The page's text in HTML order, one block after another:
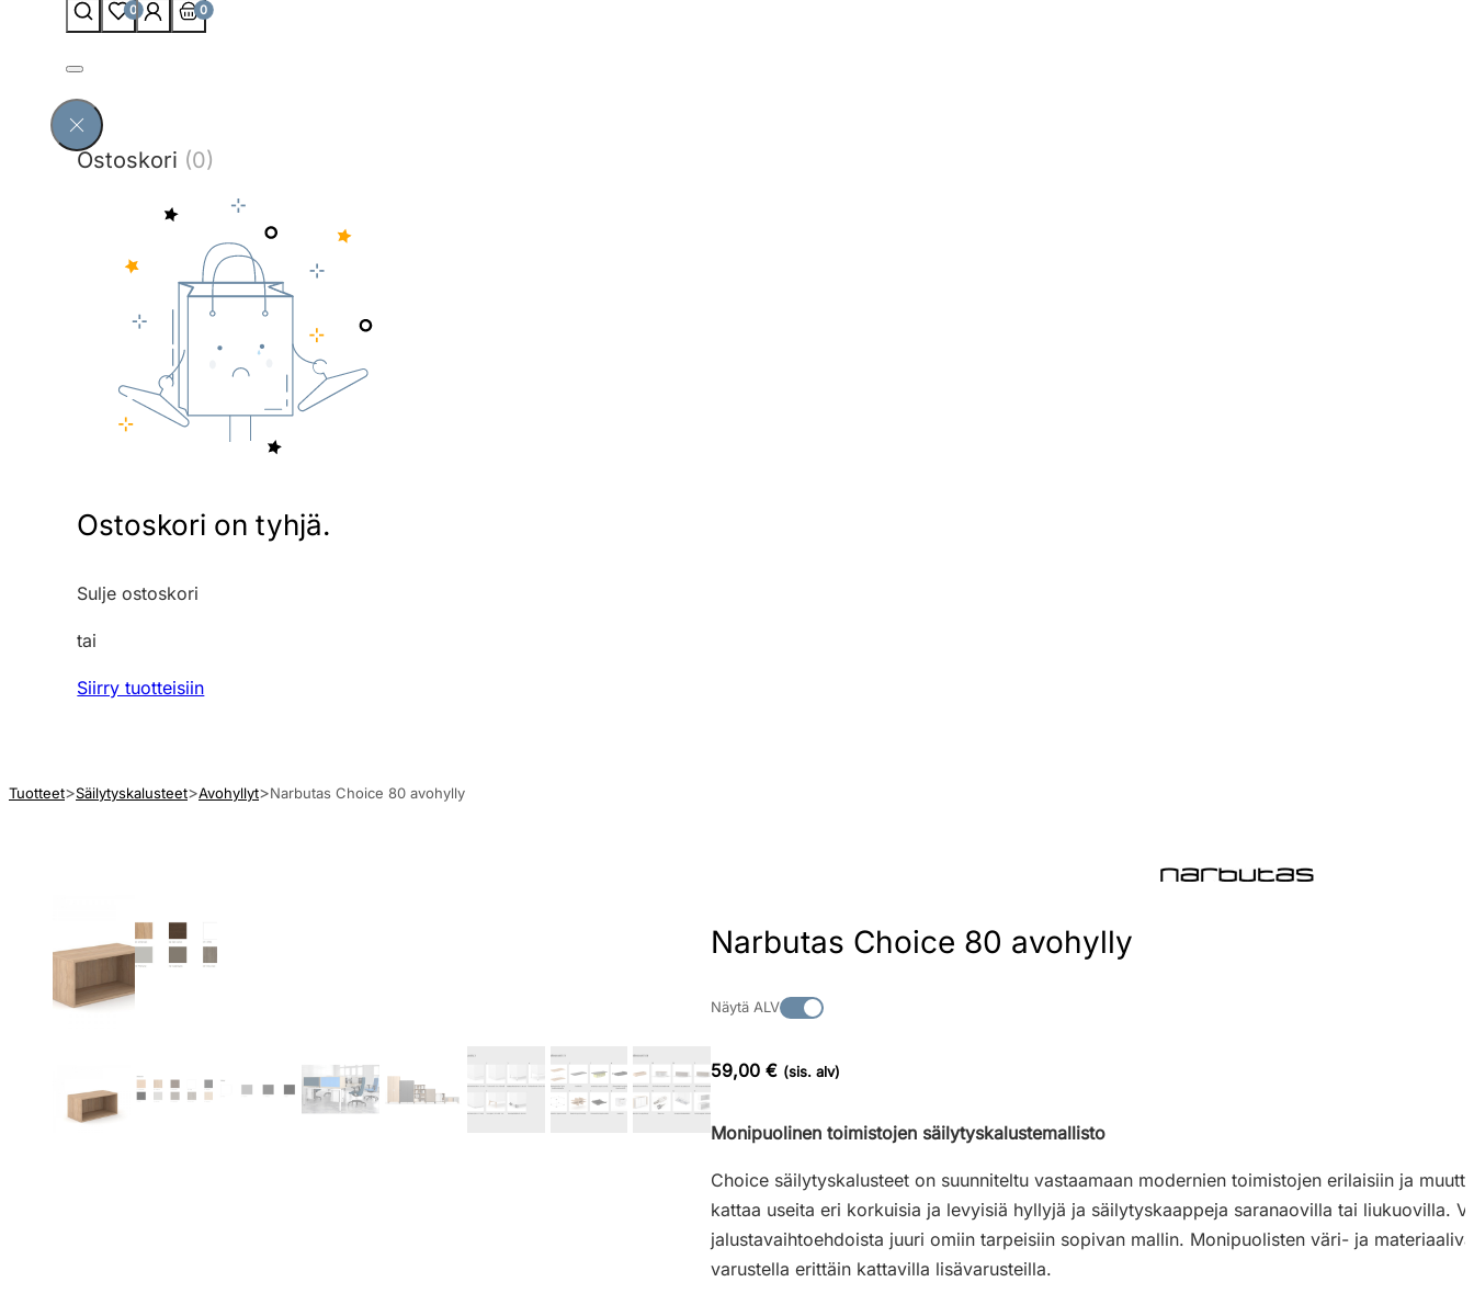
0 0
Ostoskori (0)
Ostoskori on tyhjä.
Sulje ostoskori
tai
Siirry tuotteisiin
Tuotteet Säilytyskalusteet Avohyllyt Narbutas Choice 80 avohylly
Narbutas Choice 80 avohylly
Näytä ALV
59,00 € (sis. alv)
Monipuolinen toimistojen säilytyskalustemallisto
Choice säilytyskalusteet on suunniteltu vastaamaan modernien toimistojen erilaisiin ja
kattaa useita eri korkuisia ja levyisiä hyllyjä ja säilytyskaappeja saranaovilla tai liukuovilla.
jalustavaihtoehdoista juuri omiin tarpeisiin sopivan mallin. Monipuolisten väri- ja
varustella erittäin kattavilla lisävarusteilla.